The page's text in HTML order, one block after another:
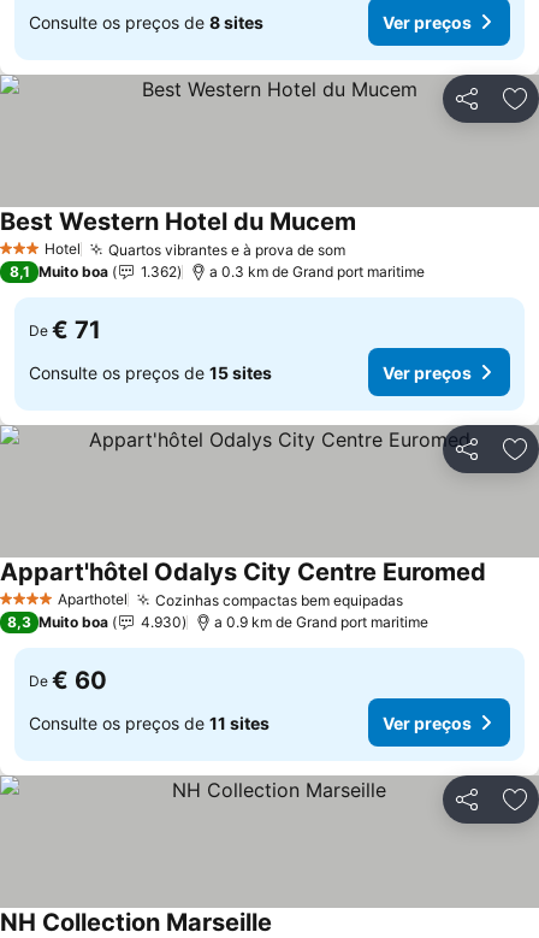
Consulte os preços de 8 sites Ver preços
Partilhar
3 EstrelasHotel Quartos vibrantes e à prova de somVer preços
Best Western Hotel du Mucem
8,1 Muito boa 1.362 a 0.3 km de Grand port maritime
De € 71
Consulte os preços de 15 sites Ver preços
Partilhar
4 EstrelasAparthotel Cozinhas compactas bem equipadasVer preços
Appart'hôtel Odalys City Centre Euromed
8,3 Muito boa 4.930 a 0.9 km de Grand port maritime
De € 60
Consulte os preços de 11 sites Ver preços
Partilhar
NH Collection Marseille